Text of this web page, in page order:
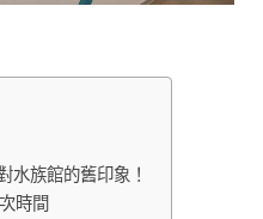
水族館的舊印象！
時間